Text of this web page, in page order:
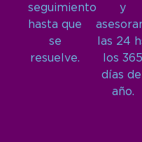
seguimiento
hasta que
se
resuelve.
y
las 24
los 365
días del
año.